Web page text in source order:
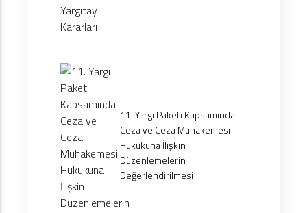
11. Yargı Paketi Kapsamında
Ceza ve Ceza Muhakemesi
Hukukuna İlişkin
Düzenlemelerin
Değerlendirilmesi